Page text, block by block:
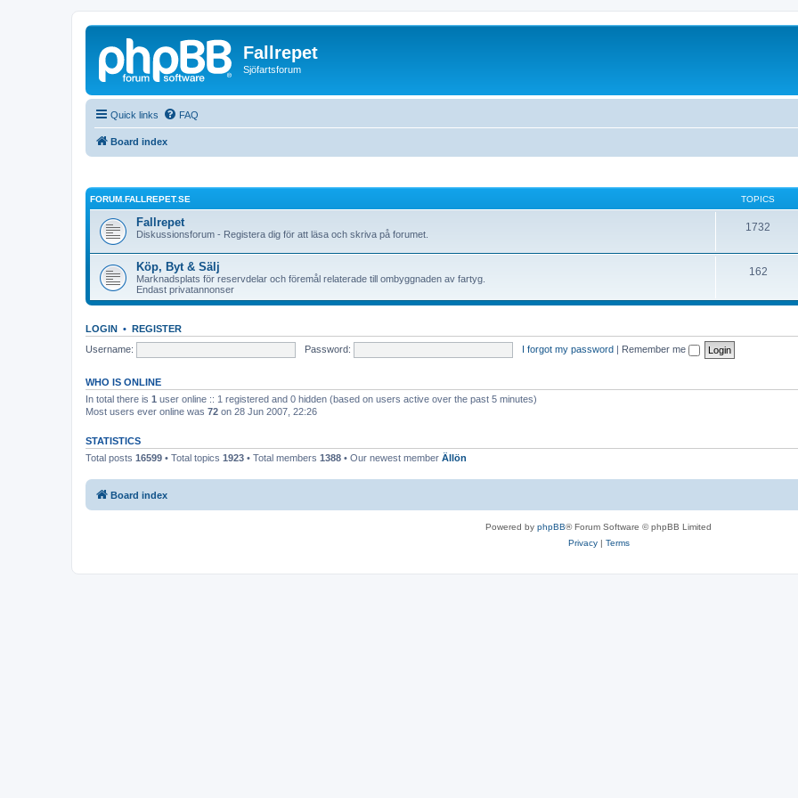
Fallrepet
Sjöfartsforum
Quick links FAQ
Board index
FORUM.FALLREPET.SE TOPICS
Fallrepet
Diskussionsforum - Registera dig för att läsa och skriva på forumet.
1732
Köp, Byt & Sälj
Marknadsplats för reservdelar och föremål relaterade till ombyggnaden av fartyg.
Endast privatannonser
162
LOGIN • REGISTER
Username:
Password: I forgot my password | Remember me
WHO IS ONLINE
In total there is 1 user online :: 1 registered and 0 hidden (based on users active over the past 5 minutes)
Most users ever online was 72 on 28 Jun 2007, 22:26
STATISTICS
Total posts 16599 • Total topics 1923 • Total members 1388 • Our newest member Ällön
Board index
Powered by phpBB® Forum Software © phpBB Limited
Privacy| Terms